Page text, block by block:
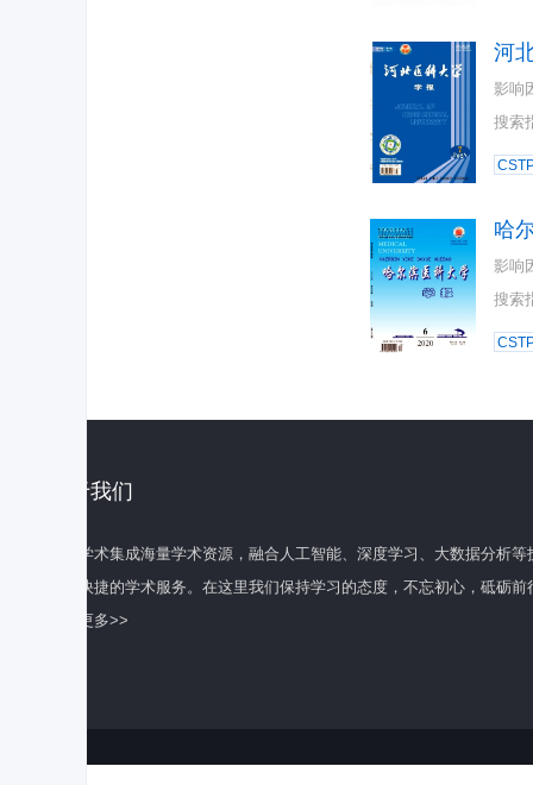
河
影响
搜索
哈
影响
搜索
关于我们
百度学术集成海量学术资源，融合人工智能、深度学习、大数据分析
全面快捷的学术服务。在这里我们保持学习的态度，不忘初心，砥砺前
了解更多>>